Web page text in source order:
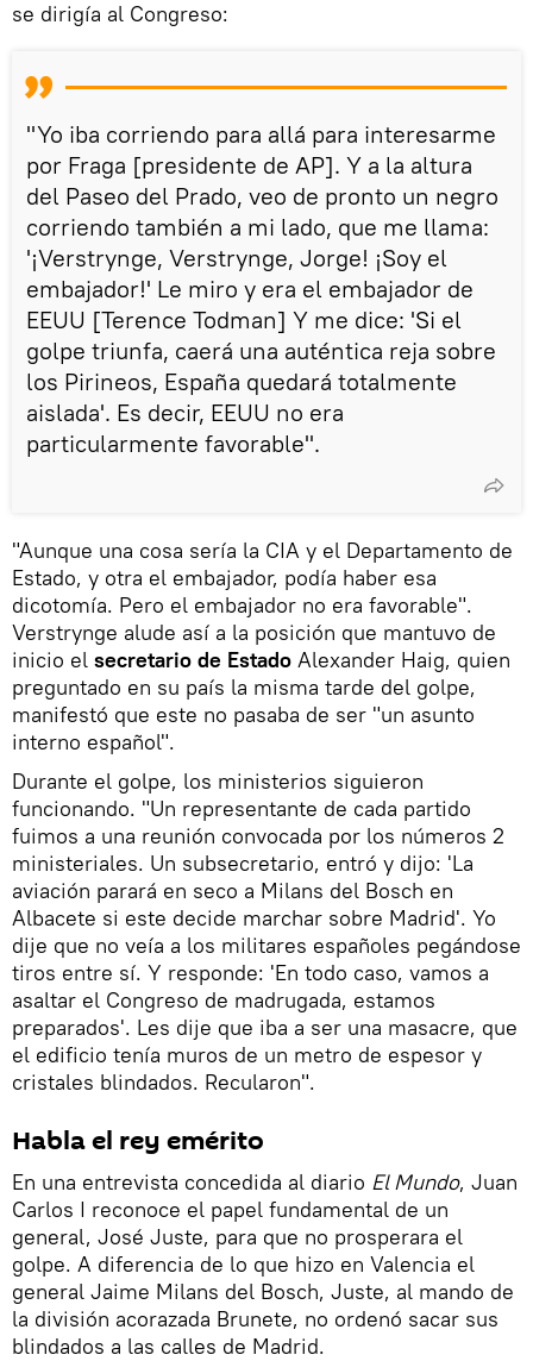
se dirigía al Congreso:
"Yo iba corriendo para allá para interesarme
por Fraga [presidente de AP]. Y a la altura
del Paseo del Prado, veo de pronto un negro
corriendo también a mi lado, que me llama:
'¡Verstrynge, Verstrynge, Jorge! ¡Soy el
embajador!' Le miro y era el embajador de
EEUU [Terence Todman] Y me dice: 'Si el
golpe triunfa, caerá una auténtica reja sobre
los Pirineos, España quedará totalmente
aislada'. Es decir, EEUU no era
particularmente favorable".
"Aunque una cosa sería la CIA y el Departamento de
Estado, y otra el embajador, podía haber esa
dicotomía. Pero el embajador no era favorable".
Verstrynge alude así a la posición que mantuvo de
inicio el secretario de Estado Alexander Haig, quien
preguntado en su país la misma tarde del golpe,
manifestó que este no pasaba de ser "un asunto
interno español".
Durante el golpe, los ministerios siguieron
funcionando. "Un representante de cada partido
fuimos a una reunión convocada por los números 2
ministeriales. Un subsecretario, entró y dijo: 'La
aviación parará en seco a Milans del Bosch en
Albacete si este decide marchar sobre Madrid'. Yo
dije que no veía a los militares españoles pegándose
tiros entre sí. Y responde: 'En todo caso, vamos a
asaltar el Congreso de madrugada, estamos
preparados'. Les dije que iba a ser una masacre, que
el edificio tenía muros de un metro de espesor y
cristales blindados. Recularon".
Habla el rey emérito
En una entrevista concedida al diario El Mundo, Juan
Carlos I reconoce el papel fundamental de un
general, José Juste, para que no prosperara el
golpe. A diferencia de lo que hizo en Valencia el
general Jaime Milans del Bosch, Juste, al mando de
la división acorazada Brunete, no ordenó sacar sus
blindados a las calles de Madrid.